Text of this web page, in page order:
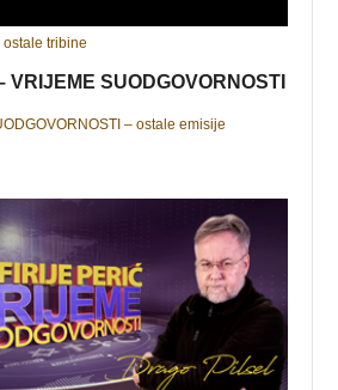
ostale tribine
VRIJEME SUODGOVORNOSTI
– ostale emisije